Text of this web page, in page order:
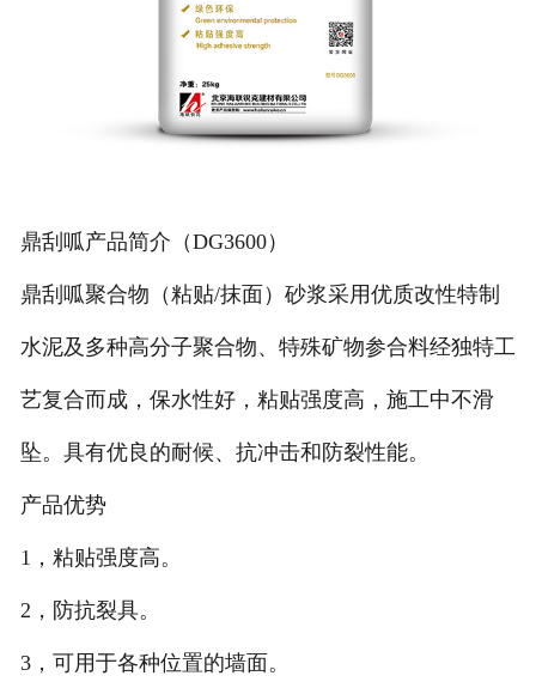
产品中心
鼎刮呱产品简介（DG3600）
鼎刮呱聚合物（粘贴/抹面）砂浆采用优质改性特制
水泥及多种高分子聚合物、特殊矿物参合料经独特工
艺复合而成，保水性好，粘贴强度高，施工中不滑
坠。具有优良的耐候、抗冲击和防裂性能。
产品优势
1，粘贴强度高。
2，防抗裂具。
3，可用于各种位置的墙面。